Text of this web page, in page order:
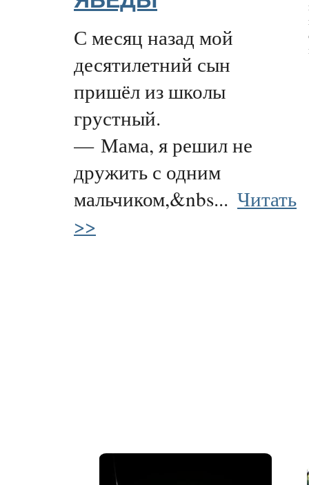
С месяц назад мой
десятилетний сын
пришёл из школы
грустный.
— Мама, я решил не
дружить с одним
мальчиком,&nbs... Читать
>>